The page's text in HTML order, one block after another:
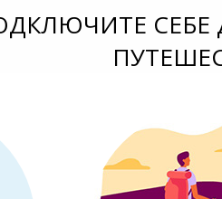
СЕБЕ